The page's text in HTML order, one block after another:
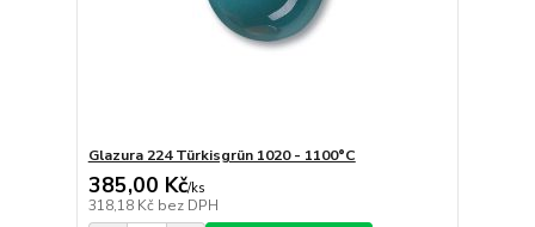
Glazura 224 Türkisgrün 1020 - 1100°C
385,00 Kč/ks
318,18 Kč bez DPH